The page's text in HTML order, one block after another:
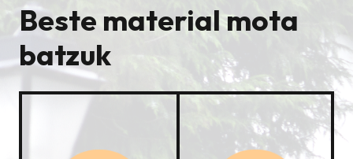
Beste material mota
batzuk